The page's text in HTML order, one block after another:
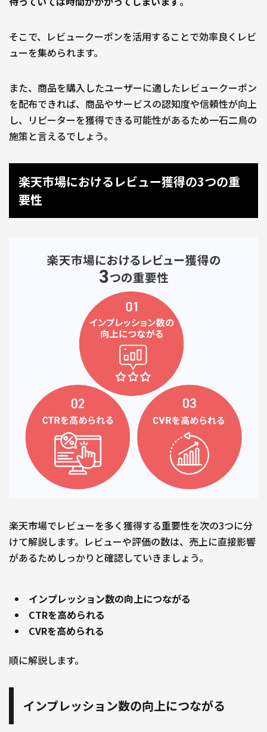
そこで、レビュークーポンを活用することで効率良くレビ
ューを集められます。
また、商品を購入したユーザーに適したレビュークーポン
を配布できれば、商品やサービスの認知度や信頼性が向上
し、リピーターを獲得できる可能性があるため一石二鳥の
施策と言えるでしょう。
楽天市場におけるレビュー獲得の3つの重
要性
楽天市場でレビューを多く獲得する重要性を次の3つに分
けて解説します。レビューや評価の数は、売上に直接影響
があるためしっかりと確認していきましょう。
インプレッション数の向上につながる
CTRを高められる
CVRを高められる
順に解説します。
インプレッション数の向上につながる